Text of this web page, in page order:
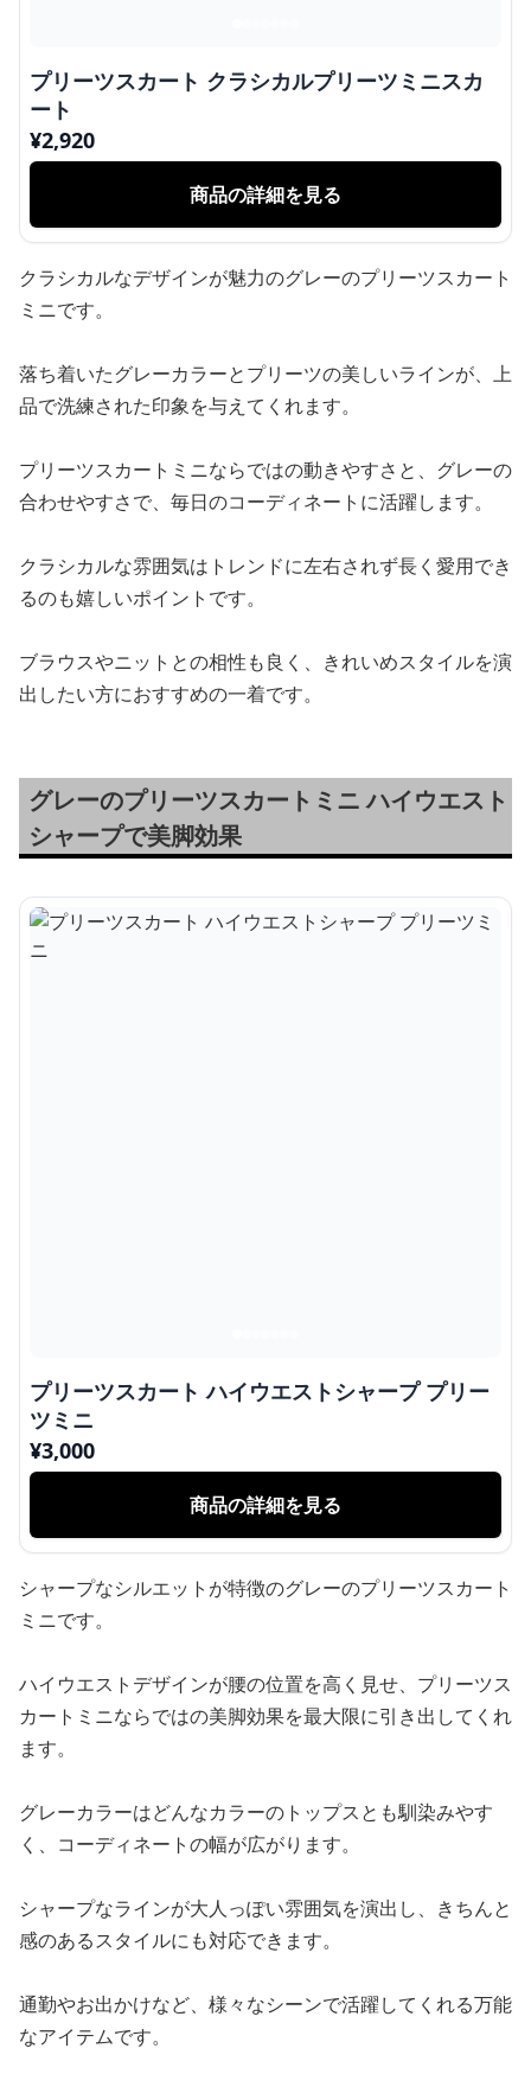
プリーツスカート クラシカルプリーツミニスカ
ート
¥2,920
商品の詳細を見る
クラシカルなデザインが魅力のグレーのプリーツスカート
ミニです。
落ち着いたグレーカラーとプリーツの美しいラインが、上
品で洗練された印象を与えてくれます。
プリーツスカートミニならではの動きやすさと、グレーの
合わせやすさで、毎日のコーディネートに活躍します。
クラシカルな雰囲気はトレンドに左右されず長く愛用でき
るのも嬉しいポイントです。
ブラウスやニットとの相性も良く、きれいめスタイルを演
出したい方におすすめの一着です。
グレーのプリーツスカートミニ ハイウエスト
シャープで美脚効果
プリーツスカート ハイウエストシャープ プリー
ツミニ
¥3,000
商品の詳細を見る
シャープなシルエットが特徴のグレーのプリーツスカート
ミニです。
ハイウエストデザインが腰の位置を高く見せ、プリーツス
カートミニならではの美脚効果を最大限に引き出してくれ
ます。
グレーカラーはどんなカラーのトップスとも馴染みやす
く、コーディネートの幅が広がります。
シャープなラインが大人っぽい雰囲気を演出し、きちんと
感のあるスタイルにも対応できます。
通勤やお出かけなど、様々なシーンで活躍してくれる万能
なアイテムです。